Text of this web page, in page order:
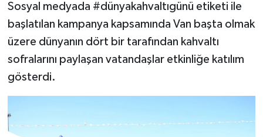
Sosyal medyada #dünyakahvaltıgünü etiketi ile
başlatılan kampanya kapsamında Van başta olmak
üzere dünyanın dört bir tarafından kahvaltı
sofralarını paylaşan vatandaşlar etkinliğe katılım
gösterdi.